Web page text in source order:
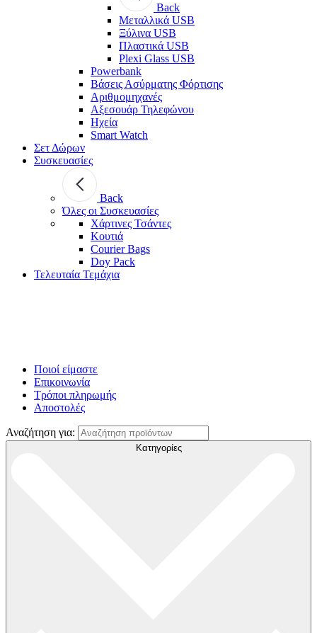
Back
Μεταλλικά USB
Ξύλινα USB
Πλαστικά USB
Plexi Glass USB
Powerbank
Βάσεις Ασύρματης Φόρτισης
Αριθμομηχανές
Αξεσουάρ Τηλεφώνου
Ηχεία
Smart Watch
Σετ Δώρων
Συσκευασίες
Back
Όλες οι Συσκευασίες
Χάρτινες Τσάντες
Κουτιά
Courier Bags
Doy Pack
Τελευταία Τεμάχια
Ποιοί είμαστε
Επικοινωνία
Τρόποι πληρωμής
Αποστολές
Αναζήτηση για:
Κατηγορίες